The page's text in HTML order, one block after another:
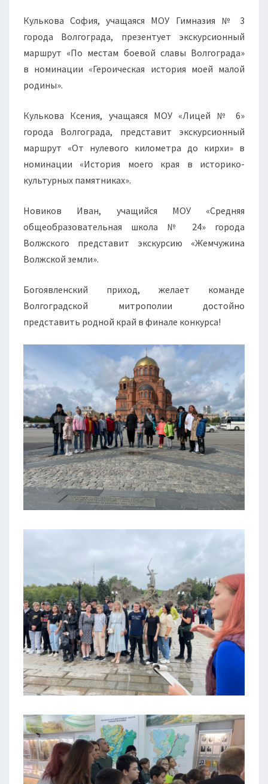
Кулькова София, учащаяся МОУ Гимназия № 3
города Волгограда, презентует экскурсионный
маршрут «По местам боевой славы Волгограда»
в номинации «Героическая история моей малой
родины».
Кулькова Ксения, учащаяся МОУ «Лицей № 6»
города Волгограда, представит экскурсионный
маршрут «От нулевого километра до кирхи» в
номинации «История моего края в историко-
культурных памятниках».
Новиков Иван, учащийся МОУ «Средняя
общеобразовательная школа № 24» города
Волжского представит экскурсию «Жемчужина
Волжской земли».
Богоявленский приход, желает команде
Волгоградской митрополии достойно
представить родной край в финале конкурса!